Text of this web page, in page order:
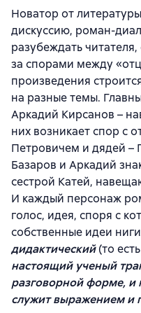
Новатор от
дискуссию, роман-
разубеждать
за спорами между
произведения
на разные темы.
Аркадий Кирсанов –
них возникает спор с
Петровичем и дядей
Базаров и Аркадий
сестрой Катей,
И каждый персонаж
голос, идея, споря с
собственные идеи
дидактический(то
настоящий ученый
разговорной форме,
служит выражением и